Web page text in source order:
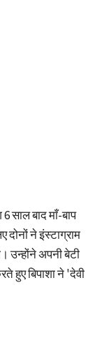
साल बाद माँ-बाप
ने इंस्टाग्राम
उन्होंने अपनी बेटी
हुए बिपाशा ने 'देवी